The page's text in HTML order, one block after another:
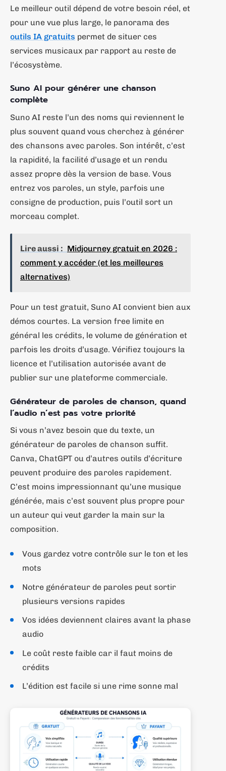
Le meilleur outil dépend de votre besoin réel, et
pour une vue plus large, le panorama des
outils IA gratuits permet de situer ces
services musicaux par rapport au reste de
l’écosystème.
Suno AI pour générer une chanson
complète
Suno AI reste l’un des noms qui reviennent le
plus souvent quand vous cherchez à générer
des chansons avec paroles. Son intérêt, c’est
la rapidité, la facilité d’usage et un rendu
assez propre dès la version de base. Vous
entrez vos paroles, un style, parfois une
consigne de production, puis l’outil sort un
morceau complet.
Lire aussi : Midjourney gratuit en 2026 :
comment y accéder (et les meilleures
alternatives)
Pour un test gratuit, Suno AI convient bien aux
démos courtes. La version free limite en
général les crédits, le volume de génération et
parfois les droits d’usage. Vérifiez toujours la
licence et l’utilisation autorisée avant de
publier sur une plateforme commerciale.
Générateur de paroles de chanson, quand
l’audio n’est pas votre priorité
Si vous n’avez besoin que du texte, un
générateur de paroles de chanson suffit.
Canva, ChatGPT ou d’autres outils d’écriture
peuvent produire des paroles rapidement.
C’est moins impressionnant qu’une musique
générée, mais c’est souvent plus propre pour
un auteur qui veut garder la main sur la
composition.
Vous gardez votre contrôle sur le ton et les
mots
Notre générateur de paroles peut sortir
plusieurs versions rapides
Vos idées deviennent claires avant la phase
audio
Le coût reste faible car il faut moins de
crédits
L’édition est facile si une rime sonne mal